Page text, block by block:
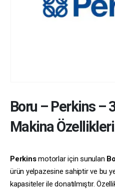
Boru – Perkins–
Makina Özellikleri
Perkinsmotorlar için sunulan
ürün yelpazesine sahiptir ve bu
kapasiteler ile donatılmıştır.